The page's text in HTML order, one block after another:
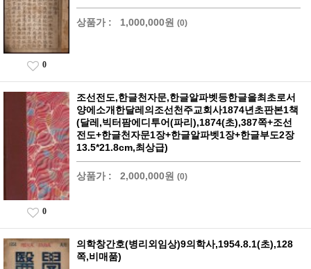
상품가 : 1,000,000원 (0)
0
조선전도,한글천자문,한글알파벳등한글을최초로서
양에소개한달레의조선천주교회사1874년초판본1책
(달레,빅터팜에디투어(파리),1874(초),387쪽+조선
전도+한글천자문1장+한글알파벳1장+한글부도2장
13.5*21.8cm,최상급)
상품가 : 2,000,000원 (0)
0
의학창간호(병리외임상)9의학사,1954.8.1(초),128
쪽,비매품)